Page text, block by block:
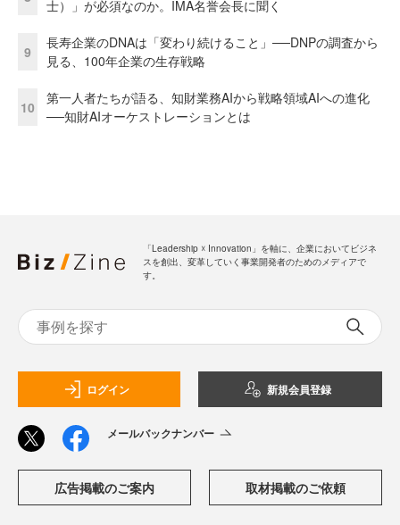
士）」が必須なのか。IMA名誉会長に聞く
9
長寿企業のDNAは「変わり続けること」──DNPの調査から
見る、100年企業の生存戦略
10
第一人者たちが語る、知財業務AIから戦略領域AIへの進化
──知財AIオーケストレーションとは
「Leadership ☓ Innovation」を軸に、企業においてビジネ
スを創出、変革していく事業開発者のためのメディアで
す。
ログイン 新規会員登録
メールバックナンバー
広告掲載のご案内 取材掲載のご依頼